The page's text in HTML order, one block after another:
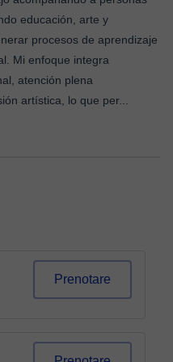
educación, arte y
procesos de aprendizaje
Mi enfoque integra
atención plena
artística, lo que per...
Prenotare